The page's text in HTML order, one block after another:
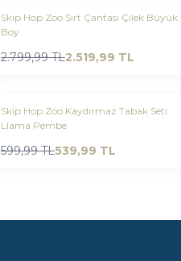
Yeni
%10
Favorilere Ekle
Skip Hop Zoo Sırt Çantası Çilek Büyük
Boy
2.799,99TL2.519,99 TL
%10
Favorilere Ekle
Skip Hop Zoo Kaydırmaz Tabak Seti
Llama Pembe
599,99TL539,99 TL